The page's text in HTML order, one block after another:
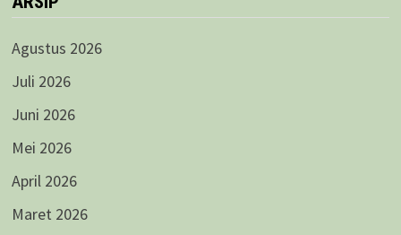
Agustus 2026
Juli 2026
Juni 2026
Mei 2026
April 2026
Maret 2026